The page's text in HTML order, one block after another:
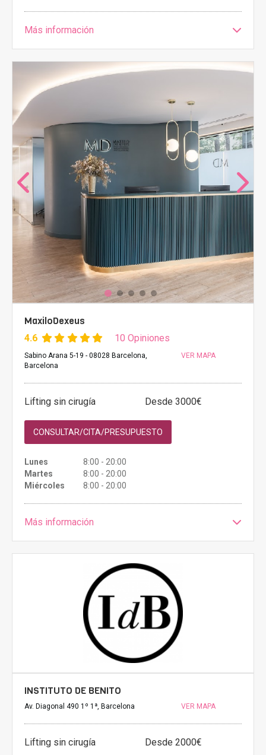
Más información
MaxiloDexeus
4.6 10 Opiniones
Sabino Arana 5-19 - 08028 Barcelona,
Barcelona
VER MAPA
Lifting sin cirugía Desde 3000€
CONSULTAR/CITA/PRESUPUESTO
Lunes
8:00 - 20:00
Martes
8:00 - 20:00
Miércoles
8:00 - 20:00
Más información
INSTITUTO DE BENITO
Av. Diagonal 490 1º 1ª, Barcelona VER MAPA
Lifting sin cirugía
Desde 2000€